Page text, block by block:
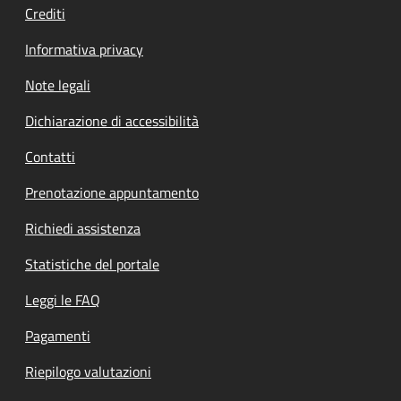
Crediti
Informativa privacy
Note legali
Dichiarazione di accessibilità
Contatti
Prenotazione appuntamento
Richiedi assistenza
Statistiche del portale
Leggi le FAQ
Pagamenti
Riepilogo valutazioni